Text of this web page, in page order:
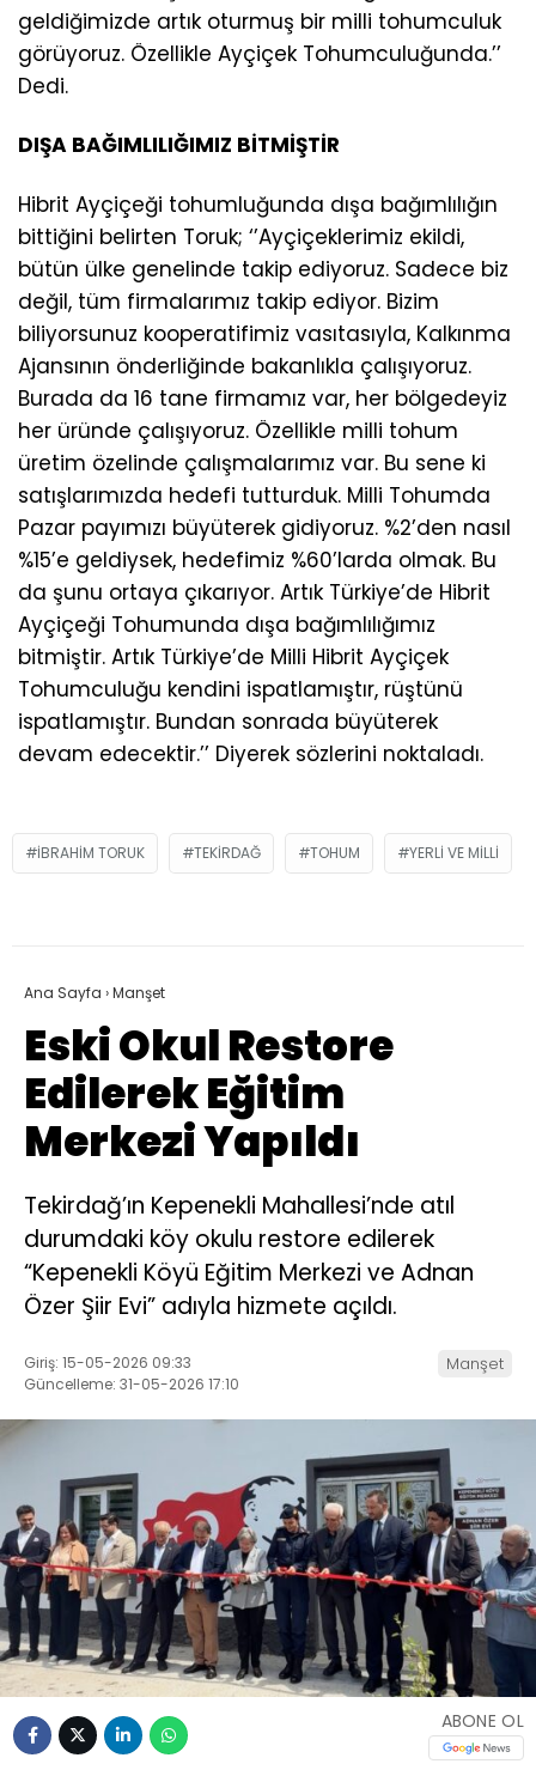
geldiğimizde artık oturmuş bir milli tohumculuk
görüyoruz. Özellikle Ayçiçek Tohumculuğunda.’’
Dedi.
DIŞA BAĞIMLILIĞIMIZ BİTMİŞTİR
Hibrit Ayçiçeği tohumluğunda dışa bağımlılığın
bittiğini belirten Toruk; ‘’Ayçiçeklerimiz ekildi,
bütün ülke genelinde takip ediyoruz. Sadece biz
değil, tüm firmalarımız takip ediyor. Bizim
biliyorsunuz kooperatifimiz vasıtasıyla, Kalkınma
Ajansının önderliğinde bakanlıkla çalışıyoruz.
Burada da 16 tane firmamız var, her bölgedeyiz
her üründe çalışıyoruz. Özellikle milli tohum
üretim özelinde çalışmalarımız var. Bu sene ki
satışlarımızda hedefi tutturduk. Milli Tohumda
Pazar payımızı büyüterek gidiyoruz. %2’den nasıl
%15’e geldiysek, hedefimiz %60’larda olmak. Bu
da şunu ortaya çıkarıyor. Artık Türkiye’de Hibrit
Ayçiçeği Tohumunda dışa bağımlılığımız
bitmiştir. Artık Türkiye’de Milli Hibrit Ayçiçek
Tohumculuğu kendini ispatlamıştır, rüştünü
ispatlamıştır. Bundan sonrada büyüterek
devam edecektir.’’ Diyerek sözlerini noktaladı.
IBRAHIM TORUK TEKIRDAĞ TOHUM YERLI VE MILLI
Ana Sayfa ›Manşet
Eski Okul Restore
Edilerek Eğitim
Merkezi Yapıldı
Tekirdağ’ın Kepenekli Mahallesi’nde atıl
durumdaki köy okulu restore edilerek
“Kepenekli Köyü Eğitim Merkezi ve Adnan
Özer Şiir Evi” adıyla hizmete açıldı.
Giriş: 15-05-2026 09:33
Güncelleme: 31-05-2026 17:10
Manşet
ABONE OL